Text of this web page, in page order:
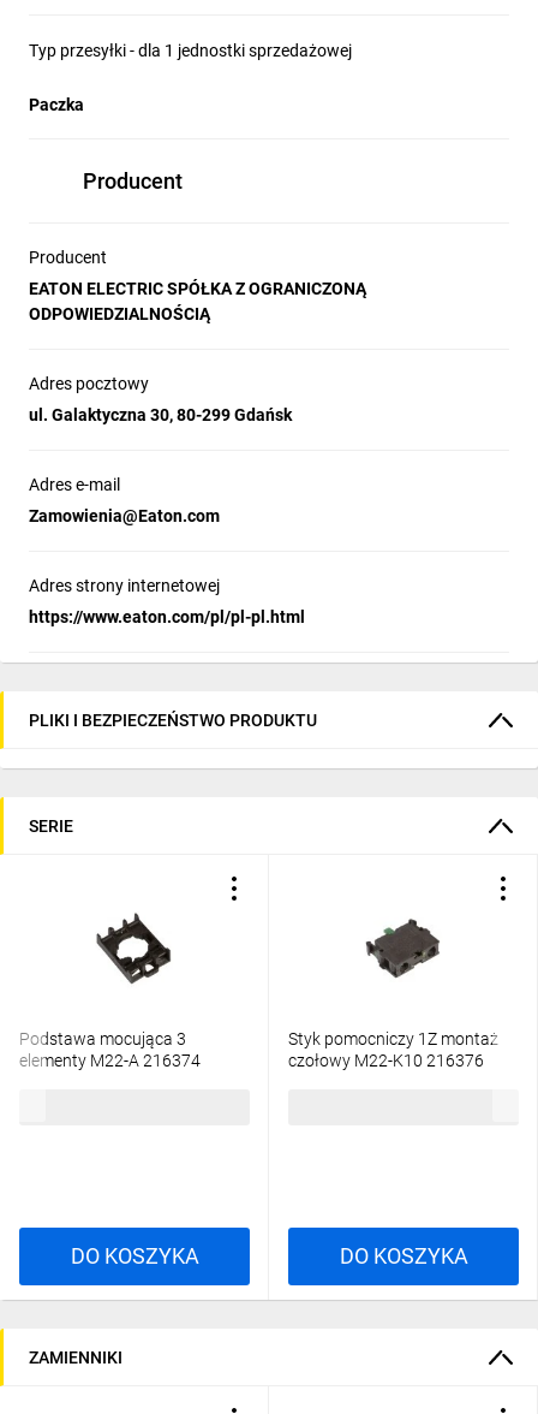
Typ przesyłki - dla 1 jednostki sprzedażowej
Paczka
Producent
Producent
EATON ELECTRIC SPÓŁKA Z OGRANICZONĄ
ODPOWIEDZIALNOŚCIĄ
Adres pocztowy
ul. Galaktyczna 30, 80-299 Gdańsk
Adres e-mail
Zamowienia@Eaton.com
Adres strony internetowej
https://www.eaton.com/pl/pl-pl.html
PLIKI I BEZPIECZEŃSTWO PRODUKTU
SERIE
Podstawa mocująca 3
elementy M22-A 216374
DO KOSZYKA
Styk pomocniczy 1Z montaż
czołowy M22-K10 216376
DO KOSZYKA
ZAMIENNIKI